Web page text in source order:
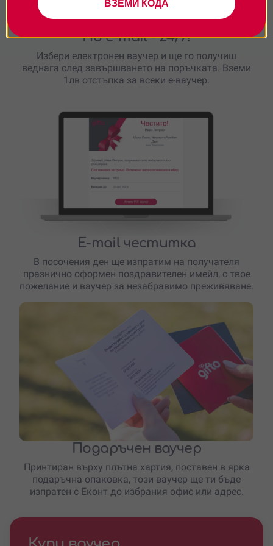
По e-mail- 24/7!
Избери електронен ваучер и ще го получиш
веднага след завършването на поръчката. Вземи
1лв отстъпка за всеки е-ваучер.
E-mail честитка
В посочения ден ще изпратим на получателя
празнично оформен поздравителен имейл, с твое
пожелание и ваучер за незабравимо преживяване.
Подаръчен ваучер
Принтиран върху плътна хартия, поставен в ярка
подаръчна опаковка, този ваучер ще ти бъде
изпратен с Еконт до избрания офис или адрес.
ВЗЕМИ КОДА